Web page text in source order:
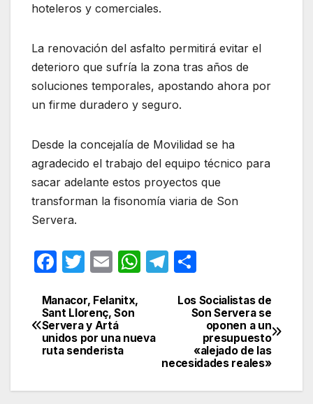
hoteleros y comerciales.
La renovación del asfalto permitirá evitar el
deterioro que sufría la zona tras años de
soluciones temporales, apostando ahora por
un firme duradero y seguro.
Desde la concejalía de Movilidad se ha
agradecido el trabajo del equipo técnico para
sacar adelante estos proyectos que
transforman la fisonomía viaria de Son
Servera.
F
c
e
b
o
T
itt
er
E
ail
W
A
p
T
e
m
m
p
ar
tir
Navegación
de
Los Socialistas de
Son Servera se
oponen a un
presupuesto
«alejado de las
necesidades reales»
Manacor, Felanitx,
Sant Llorenç, Son
Servera y Artá
unidos por una nueva
ruta senderista